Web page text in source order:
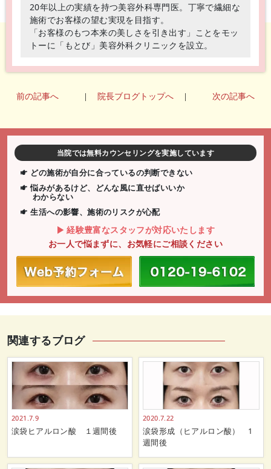
20年以上の実績を持つ美容外科専門医。丁寧で繊細な
施術でお客様の望む実現を目指す。
「お客様のもつ本来の美しさを引き出す」ことをモッ
トーに「もとび」美容外科クリニックを設立。
前の記事へ 院長ブログトップへ 次の記事へ
当院では無料カウンセリングを実施しています
どの施術が自分に合っているの判断できない
悩みがあるけど、どんな風に直せばいいか
わからない
生活への影響、施術のリスクが心配
経験豊富なスタッフが対応いたします
お一人で悩まずに、お気軽にご相談ください
関連するブログ
2021.7.9
涙袋ヒアルロン酸 １週間後
2020.7.22
涙袋形成（ヒアルロン酸） 1
週間後